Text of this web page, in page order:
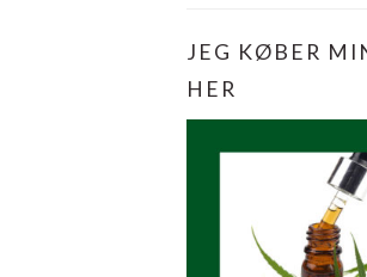
JEG KØBER
HER